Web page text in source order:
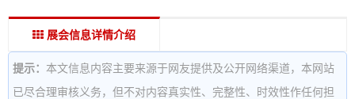
展会信息详情介绍
提示： 本文信息内容主要来源于网友提供及公开网络渠道，本网站
已尽合理审核义务，但不对内容真实性、完整性、时效性作任何担